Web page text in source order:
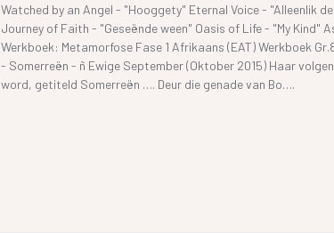
Watched by an Angel - "Hooggety" Eternal Voice - "Alleenlik
Journey of Faith - "Geseënde ween" Oasis of Life - "My Kind"
Werkboek: Metamorfose Fase 1 Afrikaans (EAT) Werkboek
- Somerreën - ñ Ewige September (Oktober 2015) Haar
word, getiteld Somerreën …. Deur die genade van Bo….